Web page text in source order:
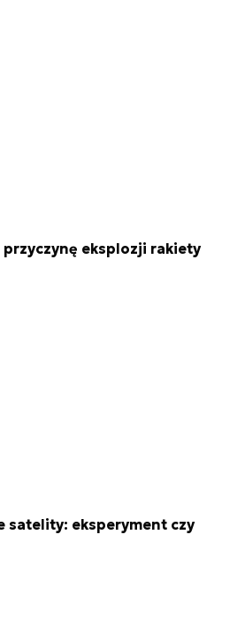
przyczynę eksplozji rakiety
satelity: eksperyment czy